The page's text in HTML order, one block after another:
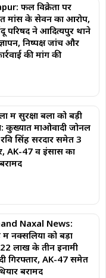
फल विक्रेता पर
मांस के सेवन का आरोप,
परिषद ने आदित्यपुर थाने
निष्पक्ष जांच और
की मांग की
में सुरक्षा बलों को बड़ी
कुख्यात माओवादी जोनल
सिंह सरदार समेत 3
AK-47 व इंसास का
Naxal News:
नक्सलियों को बड़ा
लाख के तीन इनामी
गिरफ्तार, AK-47 समेत
बरामद